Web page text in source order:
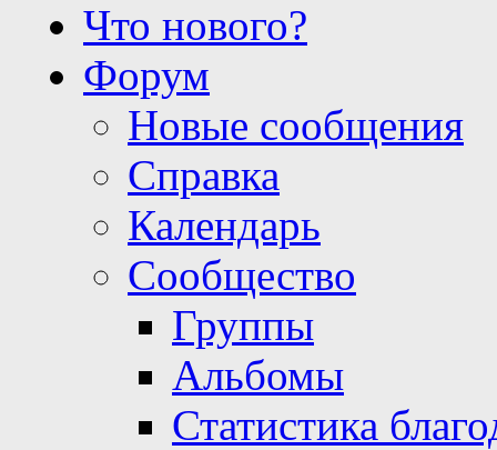
Что нового?
Форум
Новые сообщения
Справка
Календарь
Сообщество
Группы
Альбомы
Статистика